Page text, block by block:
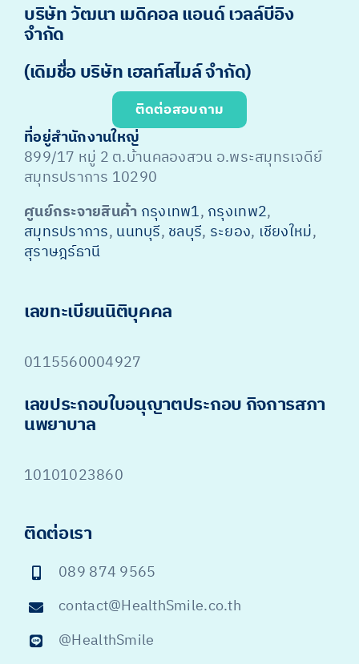
บริษัท วัฒนา เมดิคอล แอนด์ เวลล์บีอิง
จำกัด
(เดิมชื่อ บริษัท เฮลท์สไมล์ จำกัด)
ติดต่อสอบถาม
ที่อยู่สำนักงานใหญ่
899/17 หมู่ 2 ต.บ้านคลองสวน อ.พระสมุทรเจดีย์
สมุทรปราการ 10290
ศูนย์กระจายสินค้า กรุงเทพ1, กรุงเทพ2,
สมุทรปราการ, นนทบุรี, ชลบุรี, ระยอง, เชียงใหม่,
สุราษฎร์ธานี
เลขทะเบียนนิติบุคคล
0115560004927
เลขประกอบใบอนุญาตประกอบ กิจการสภา
นพยาบาล
10101023860
ติดต่อเรา
089 874 9565
contact@HealthSmile.co.th
@HealthSmile